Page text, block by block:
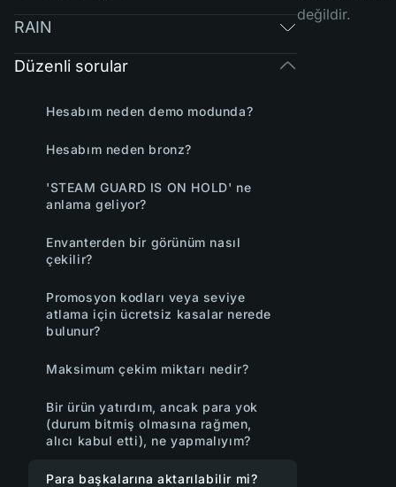
RAIN
Düzenli sorular
Hesabım neden demo modunda?
Hesabım neden bronz?
'STEAM GUARD IS ON HOLD' ne
anlama geliyor?
Envanterden bir görünüm nasıl
çekilir?
Promosyon kodları veya seviye
atlama için ücretsiz kasalar nerede
bulunur?
Maksimum çekim miktarı nedir?
Bir ürün yatırdım, ancak para yok
(durum bitmiş olmasına rağmen,
alıcı kabul etti), ne yapmalıyım?
Para başkalarına aktarılabilir mi?
değildir.